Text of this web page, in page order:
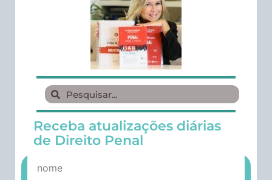
Receba atualizações diárias
de Direito Penal